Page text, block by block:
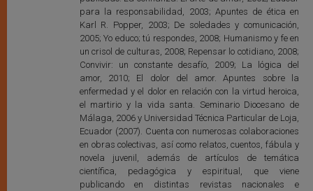
para la responsabilidad, 2003; Apuntes de ética en
Karl R. Popper, 2003; De soledades y comunicación,
2005; Yo educo; tú respondes, 2008; Humanismo y fe en
un crisol de culturas, 2008; Repensar lo cotidiano, 2008;
Convivir: un constante desafío, 2009; La lógica del
amor, 2010; El dolor del amor. Apuntes sobre la
enfermedad y el dolor en relación con la virtud heroica,
el martirio y la vida santa. Seminario Diocesano de
Málaga, 2006 y Universidad Técnica Particular de Loja,
Ecuador (2007). Cuenta con numerosas colaboraciones
en obras colectivas, así como relatos, cuentos, fábula y
novela juvenil, además de artículos de temática
científica, pedagógica y espiritual, que viene
publicando en distintas revistas nacionales e